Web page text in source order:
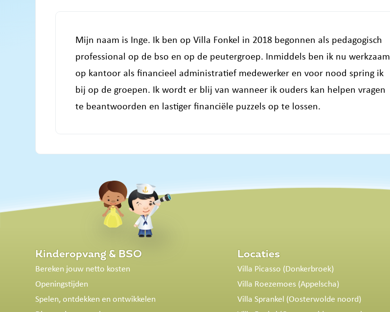
Mijn naam is Inge. Ik ben op Villa Fonkel in 2018 begonnen als pedagogisch
professional op de bso en op de peutergroep. Inmiddels ben ik nu werkzaam
op kantoor als financieel administratief medewerker en voor nood spring ik
bij op de groepen. Ik wordt er blij van wanneer ik ouders kan helpen vragen
te beantwoorden en lastiger financiële puzzels op te lossen.
Kinderopvang & BSO
Bereken jouw netto kosten
Openingstijden
Spelen, ontdekken en ontwikkelen
Locaties
Villa Picasso (Donkerbroek)
Villa Roezemoes (Appelscha)
Villa Sprankel (Oosterwolde noord)